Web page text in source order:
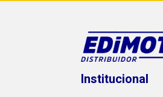
Institucional